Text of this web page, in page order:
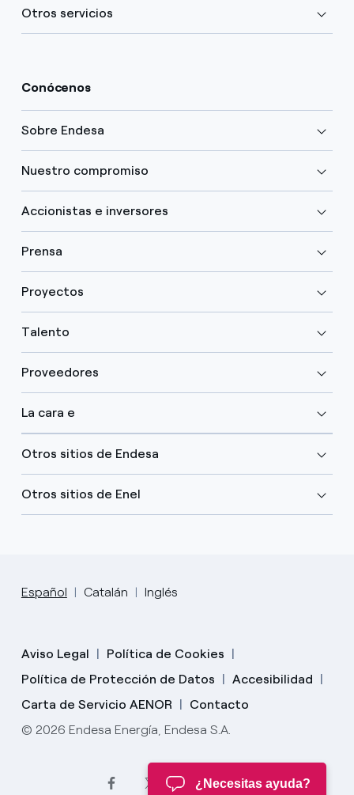
Otros servicios
Conócenos
Sobre Endesa
Nuestro compromiso
Accionistas e inversores
Prensa
Proyectos
Talento
Proveedores
La cara e
Otros sitios de Endesa
Otros sitios de Enel
Español Catalán Inglés
Aviso Legal
Política de Cookies
Política de Protección de Datos
Accesibilidad
Carta de Servicio AENOR
Contacto
© 2026 Endesa Energía, Endesa S.A.
¿Necesitas ayuda?